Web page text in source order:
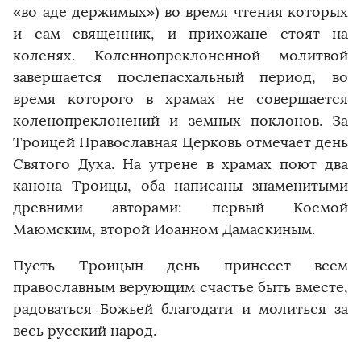
«во аде держимых») во время чтения которых
и сам священник, и прихожане стоят на
коленях. Коленнопреклоненной молитвой
завершается послепасхальный период, во
время которого в храмах не совершается
коленопреклонений и земных поклонов. За
Троицей Православная Церковь отмечает день
Святого Духа. На утрене в храмах поют два
канона Троицы, оба написаны знаменитыми
древними авторами: первый Космой
Маюмским, второй Иоанном Дамаскиным.
Пусть Троицын день принесет всем
православным верующим счастье быть вместе,
радоваться Божьей благодати и молиться за
весь русский народ.